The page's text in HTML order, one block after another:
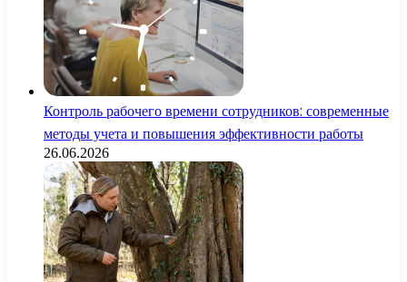
Контроль рабочего времени сотрудников: современные
методы учета и повышения эффективности работы
26.06.2026